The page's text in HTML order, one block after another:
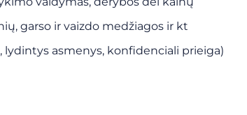
garso ir vaizdo medžiagos ir kt
asmenys, konfidenciali prieiga)